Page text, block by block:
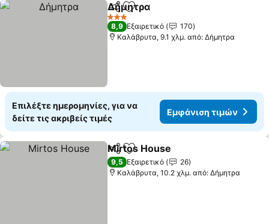
Κοινοποίηση
Προσθήκη στα αγαπημένα
Δήμητρα
3 Αστέρια
8,9 Εξαιρετικό
170
Καλάβρυτα, 9.1 χλμ. από: Δήμητρα
Επιλέξτε ημερομηνίες, για να
δείτε τις ακριβείς τιμές
Εμφάνιση τιμών
Κοινοποίηση
Προσθήκη στα αγαπημένα
Mirtos House
9,5 Εξαιρετικό
26
Καλάβρυτα, 10.2 χλμ. από: Δήμητρα